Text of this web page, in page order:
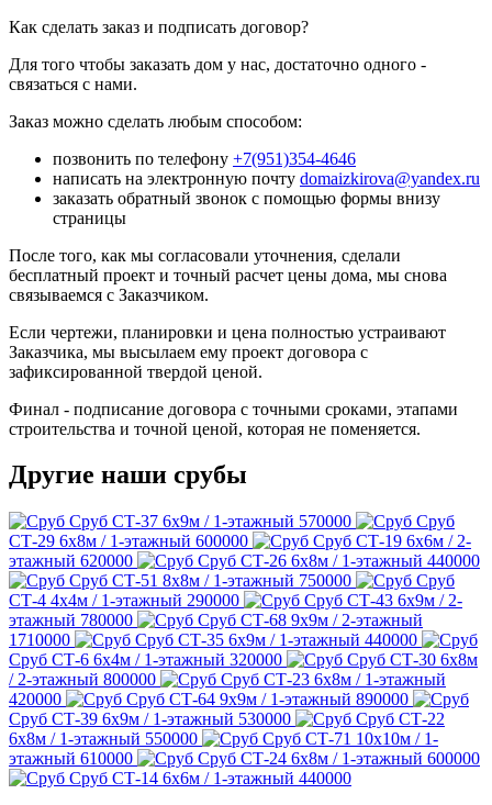
Как сделать заказ и подписать договор?
Для того чтобы заказать дом у нас, достаточно одного -
связаться с нами.
Заказ можно сделать любым способом:
позвонить по телефону +7(951)354-4646
написать на электронную почту domaizkirova@yandex.ru
заказать обратный звонок с помощью формы внизу
страницы
После того, как мы согласовали уточнения, сделали
бесплатный проект и точный расчет цены дома, мы снова
связываемся с Заказчиком.
Если чертежи, планировки и цена полностью устраивают
Заказчика, мы высылаем ему проект договора с
зафиксированной твердой ценой.
Финал - подписание договора с точными сроками, этапами
строительства и точной ценой, которая не поменяется.
Другие наши срубы
Сруб СТ-37 6х9м / 1-этажный 570000
Сруб
СТ-29 6х8м / 1-этажный 600000 Сруб СТ-19 6х6м / 2-
этажный 620000 Сруб СТ-26 6х8м / 1-этажный 440000
Сруб СТ-51 8х8м / 1-этажный 750000
Сруб
СТ-4 4х4м / 1-этажный 290000 Сруб СТ-43 6х9м / 2-
этажный 780000 Сруб СТ-68 9х9м / 2-этажный
1710000
Сруб СТ-35 6х9м / 1-этажный 440000
Сруб СТ-6 6х4м / 1-этажный 320000 Сруб СТ-30 6х8м
/ 2-этажный 800000 Сруб СТ-23 6х8м / 1-этажный
420000
Сруб СТ-64 9х9м / 1-этажный 890000
Сруб СТ-39 6х9м / 1-этажный 530000
Сруб СТ-22
6х8м / 1-этажный 550000 Сруб СТ-71 10х10м / 1-
этажный 610000 Сруб СТ-24 6х8м / 1-этажный 600000
Сруб СТ-14 6х6м / 1-этажный 440000